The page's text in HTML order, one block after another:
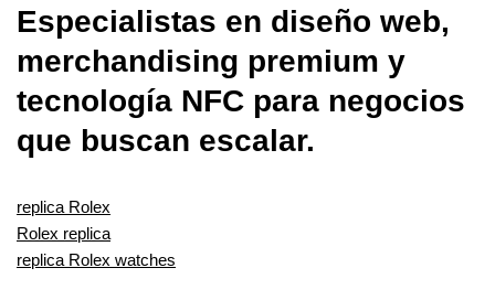
Especialistas en diseño web,
merchandising premium y
tecnología NFC para negocios
que buscan escalar.
replica Rolex
Rolex replica
replica Rolex watches